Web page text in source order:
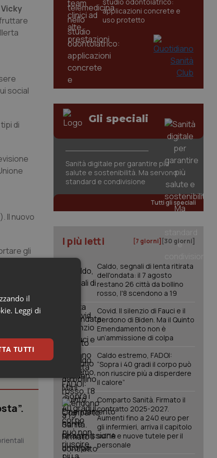
Vicky
social
di
Il nuovo
gli
di
applicazioni concrete e
uso protetto
Gli speciali
Sanità digitale per garantire più
salute e sostenibilità. Ma servono
standard e condivisione
Tutti gli speciali
I più letti [7 giorni] [30 giorni]
Caldo, segnali di lenta ritirata
dell'ondata: il 7 agosto
restano 26 città da bollino
rosso, l'8 scendono a 19
Covid. Il silenzio di Fauci e il
perdono di Biden. Ma il Quinto
Emendamento non è
un’ammissione di colpa
Caldo estremo, FADOI:
“Sopra i 40 gradi il corpo può
non riuscire più a disperdere
il calore”
Comparto Sanità. Firmato il
contratto 2025-2027.
Aumenti fino a 240 euro per
gli infermieri, arriva il capitolo
sull'IA e nuove tutele per il
personale
il
Leggi di
TUTTI